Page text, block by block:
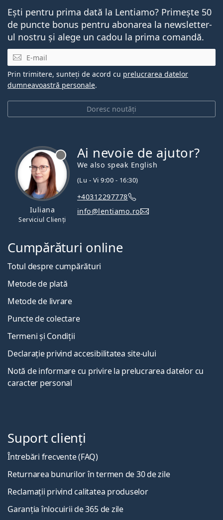
Ești pentru prima dată la Lentiamo? Primește 50
de puncte bonus pentru abonarea la newsletter-
ul nostru și alege un cadou la prima comandă.
E-mail
Doresc noutăți
Prin trimitere, sunteți de acord cu prelucrarea datelor
dumneavoastră personale.
Iuliana
Serviciul Clienți
Ai nevoie de ajutor?
We also speak English
(Lu - Vi 9:00 - 16:30)
+40312297778
info@lentiamo.ro
Cumpărături online
Totul despre cumpărături
Metode de plată
Metode de livrare
Puncte de colectare
Termeni și Condiții
Declarație privind accesibilitatea site-ului
Notă de informare cu privire la prelucrarea datelor cu
caracter personal
Suport clienți
Întrebări frecvente (FAQ)
Returnarea bunurilor în termen de 30 de zile
Reclamații privind calitatea produselor
Garanția înlocuirii de 365 de zile